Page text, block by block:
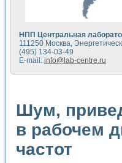
Исследование
Исследование
Метод
Недорогая
Применение
Расчет
Применение NI
Система
Управление
Определение
Система
НПП Центральная
111250 Москва,
(495) 134-03-49
E-mail: info@lab-centre.ru
Шум,
в рабочем
частот